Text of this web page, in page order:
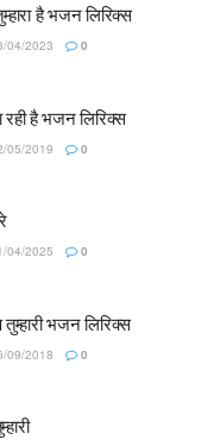
है भजन लिरिक्स
04/2023 0
रही है भजन लिरिक्स
05/2019 0
04/2025 0
भजन लिरिक्स
09/2018 0